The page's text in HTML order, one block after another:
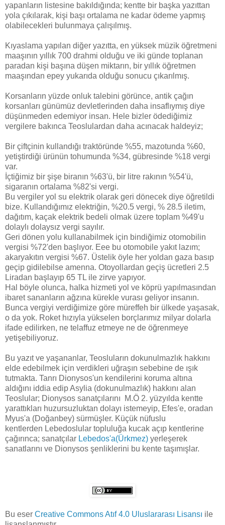
yapanların listesine bakıldığında; kentte bir başka yazıttan
yola çıkılarak, kişi başı ortalama ne kadar ödeme yapmış
olabilecekleri bulunmaya çalışılmış.
Kıyaslama yapılan diğer yazıtta, en yüksek müzik öğretmeni
maaşının yıllık 700 drahmi olduğu ve iki günde toplanan
paradan kişi başına düşen miktarın, bir yıllık öğretmen
maaşından epey yukarıda olduğu sonucu çıkarılmış.
Korsanların yüzde onluk talebini görünce, antik çağın
korsanları günümüz devletlerinden daha insaflıymış diye
düşünmeden edemiyor insan. Hele bizler ödediğimiz
vergilere bakınca Teoslulardan daha acınacak haldeyiz;
Bir çiftçinin kullandığı traktöründe %55, mazotunda %60,
yetiştirdiği ürünün tohumunda %34, gübresinde %18 vergi
var.
İçtiğimiz bir şişe biranın %63'ü, bir litre rakının %54'ü,
sigaranın ortalama %82'si vergi.
Bu vergiler yol su elektrik olarak geri dönecek diye öğretildi
bize. Kullandığımız elektriğin, %20.5 vergi, % 28.5 iletim,
dağıtım, kaçak elektrik bedeli olmak üzere toplam %49'u
dolaylı dolaysız vergi sayılır.
Geri dönen yolu kullanabilmek için bindiğimiz otomobilin
vergisi %72'den başlıyor. Eee bu otomobile yakıt lazım;
akaryakıtın vergisi %67. Üstelik öyle her yoldan gaza basıp
geçip gidilebilse amenna. Otoyollardan geçiş ücretleri 2.5
Liradan başlayıp 65 TL ile zirve yapıyor.
Hal böyle olunca, halka hizmeti yol ve köprü yapılmasından
ibaret sananların ağzına kürekle vurası geliyor insanın.
Bunca vergiyi verdiğimize göre müreffeh bir ülkede yaşasak,
o da yok. Roket hızıyla yükselen borçlarımız milyar dolarla
ifade edilirken, ne telaffuz etmeye ne de öğrenmeye
yetişebiliyoruz.
Bu yazıt ve yaşananlar, Teosluların dokunulmazlık hakkını
elde edebilmek için verdikleri uğraşın sebebine de ışık
tutmakta. Tanrı Dionysos'un kendilerini koruma altına
aldığını iddia edip Asylia (dokunulmazlık) hakkını alan
Teoslular; Dionysos sanatçılarını M.Ö 2. yüzyılda kentte
yarattıkları huzursuzluktan dolayı istemeyip, Efes'e, oradan
Myus'a (Doğanbey) sürmüşler. Küçük nüfuslu
kentlerden Lebedoslular topluluğa kucak açıp kentlerine
çağırınca; sanatçılar Lebedos'a(Ürkmez) yerleşerek
sanatlarını ve Dionysos şenliklerini bu kente taşımışlar.
Bu eser Creative Commons Atıf 4.0 Uluslararası Lisansı ile